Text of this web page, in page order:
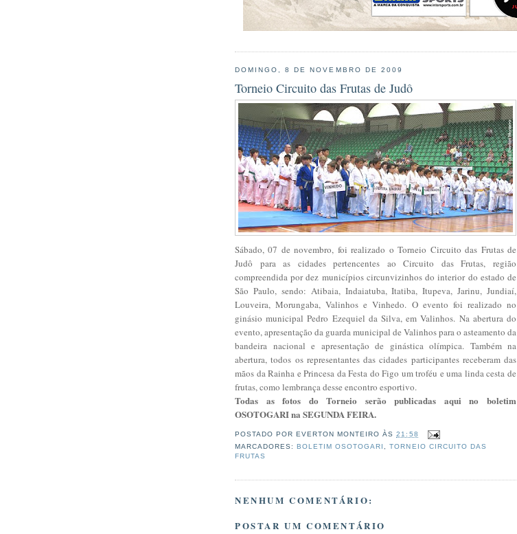
DOMINGO, 8 DE NOVEMBRO DE 2009
Torneio Circuito das Frutas de Judô
Sábado, 07 de novembro, foi realizado o Torneio Circuito das Frutas de
Judô para as cidades pertencentes ao Circuito das Frutas, região
compreendida por dez municípios circunvizinhos do interior do estado de
São Paulo, sendo: Atibaia, Indaiatuba, Itatiba, Itupeva, Jarinu, Jundiaí,
Louveira, Morungaba, Valinhos e Vinhedo. O evento foi realizado no
ginásio municipal Pedro Ezequiel da Silva, em Valinhos. Na abertura do
evento, apresentação da guarda municipal de Valinhos para o asteamento da
bandeira nacional e apresentação de ginástica olímpica. Também na
abertura, todos os representantes das cidades participantes receberam das
mãos da Rainha e Princesa da Festa do Figo um troféu e uma linda cesta de
frutas, como lembrança desse encontro esportivo.
Todas as fotos do Torneio serão publicadas aqui no boletim
OSOTOGARI na SEGUNDA FEIRA.
POSTADO POR EVERTON MONTEIRO ÀS21:58
MARCADORES:BOLETIM OSOTOGARI ,TORNEIO CIRCUITO DAS
FRUTAS
NENHUM COMENTÁRIO:
POSTAR UM COMENTÁRIO